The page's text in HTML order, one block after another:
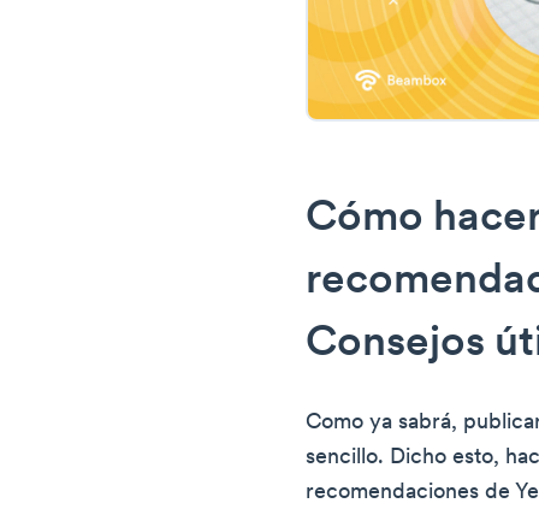
Cómo
Consejos
Como ya sabrá,
sencillo. Dicho esto,
recomendaciones de